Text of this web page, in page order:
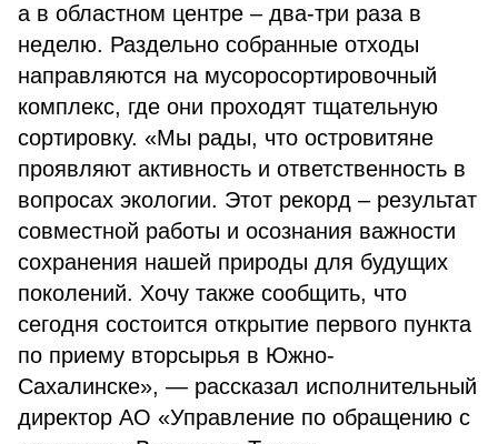
а в областном центре – два-три раза в
неделю. Раздельно собранные отходы
направляются на мусоросортировочный
комплекс, где они проходят тщательную
сортировку. «Мы рады, что островитяне
проявляют активность и ответственность в
вопросах экологии. Этот рекорд – результат
совместной работы и осознания важности
сохранения нашей природы для будущих
поколений. Хочу также сообщить, что
сегодня состоится открытие первого пункта
по приему вторсырья в Южно-
Сахалинске», — рассказал исполнительный
директор АО «Управление по обращению с